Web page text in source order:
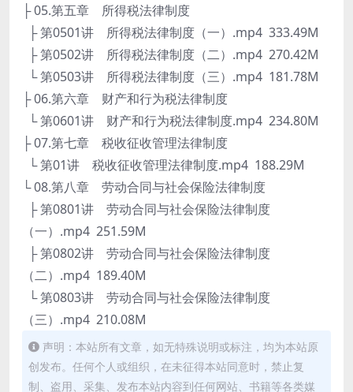
├ 05.第五章 所得税法律制度
├ 第0501讲 所得税法律制度（一）.mp4 333.49M
├ 第0502讲 所得税法律制度（二）.mp4 270.42M
└ 第0503讲 所得税法律制度（三）.mp4 181.78M
├ 06.第六章 财产和行为税法律制度
└ 第0601讲 财产和行为税法律制度.mp4 234.80M
├ 07.第七章 税收征收管理法律制度
└ 第01讲 税收征收管理法律制度.mp4 188.29M
└ 08.第八章 劳动合同与社会保险法律制度
├ 第0801讲 劳动合同与社会保险法律制度
（一）.mp4 251.59M
├ 第0802讲 劳动合同与社会保险法律制度
（二）.mp4 189.40M
└ 第0803讲 劳动合同与社会保险法律制度
（三）.mp4 210.08M
声明：本站所有文章，如无特殊说明或标注，均为本站原
创发布。任何个人或组织，在未征得本站同意时，禁止复
制、盗用、采集、发布本站内容到任何网站、书籍等各类媒